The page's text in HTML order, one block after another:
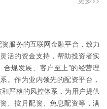
服务的互联网金融平台，致力
活的资金支持，帮助投资者实
规发展、客户至上”的经营理
。作为业内领先的配资平台，
严格的风控体系，为用户提供
、按月配资、免息配资等，满